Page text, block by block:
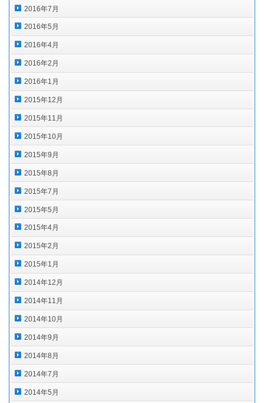
2016年7月
2016年5月
2016年4月
2016年2月
2016年1月
2015年12月
2015年11月
2015年10月
2015年9月
2015年8月
2015年7月
2015年5月
2015年4月
2015年2月
2015年1月
2014年12月
2014年11月
2014年10月
2014年9月
2014年8月
2014年7月
2014年5月